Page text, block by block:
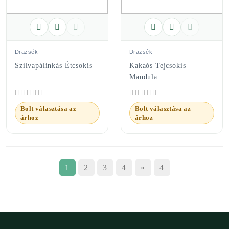
Drazsék
Szilvapálinkás Étcsokis
Bolt választása az
árhoz
Drazsék
Kakaós Tejcsokis
Mandula
Bolt választása az
árhoz
1 2 3 4 » 4